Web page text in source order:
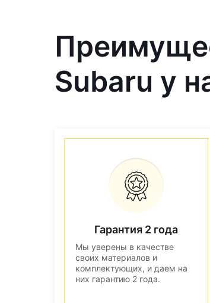
Subaru у
Гарантия 2 года
Мы уверены в качестве
своих материалов и
комплектующих, и даем на
них гарантию 2 года.